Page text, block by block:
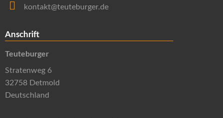
kontakt@teuteburger.de
Anschrift
Teuteburger
Stratenweg 6
32758 Detmold
Deutschland